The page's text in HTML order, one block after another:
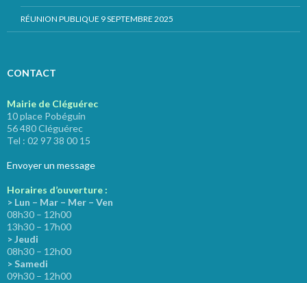
RÉUNION PUBLIQUE 9 SEPTEMBRE 2025
CONTACT
Mairie de Cléguérec
10 place Pobéguin
56 480 Cléguérec
Tel : 02 97 38 00 15
Envoyer un message
Horaires d’ouverture :
> Lun – Mar – Mer – Ven
08h30 – 12h00
13h30 – 17h00
> Jeudi
08h30 – 12h00
> Samedi
09h30 – 12h00